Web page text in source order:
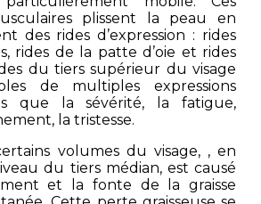
plissent la peau en
des rides d’expression : rides
rides de la patte d’oie et rides
du tiers supérieur du visage
de multiples expressions
que la sévérité, la fatigue,
la tristesse.
volumes du visage, , en
du tiers médian, est causé
et la fonte de la graisse